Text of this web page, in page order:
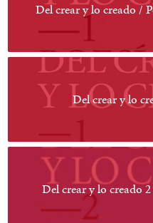
Del crear y lo creado /
Del crear y lo
Del crear y lo creado